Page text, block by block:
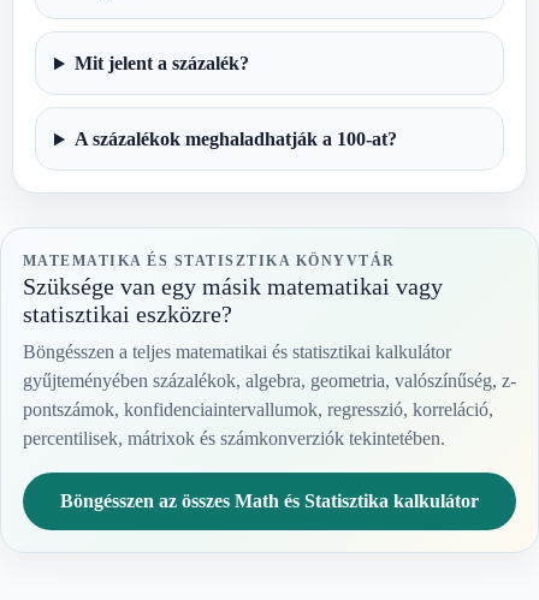
Mit jelent a százalék?
A százalékok meghaladhatják a 100-at?
MATEMATIKA ÉS STATISZTIKA KÖNYVTÁR
Szüksége van egy másik matematikai vagy
statisztikai eszközre?
Böngésszen a teljes matematikai és statisztikai kalkulátor
gyűjteményében százalékok, algebra, geometria, valószínűség, z-
pontszámok, konfidenciaintervallumok, regresszió, korreláció,
percentilisek, mátrixok és számkonverziók tekintetében.
Böngésszen az összes Math és Statisztika kalkulátor